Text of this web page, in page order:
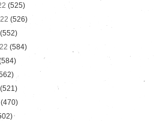
(525)
(526)
(552)
(584)
(521)
(470)